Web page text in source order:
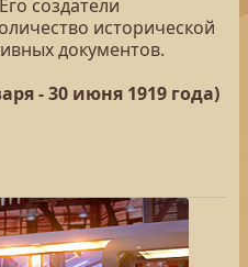
создатели
исторической
документов.
- 30 июня 1919 года)